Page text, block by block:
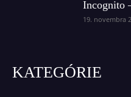
Incognito
19. novembra
KATEGÓRIE